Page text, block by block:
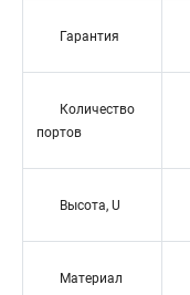
Гарантия
Количество
портов
Высота, U
Материал